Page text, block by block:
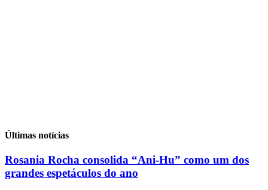
Últimas notícias
Rosania Rocha consolida “Ani-Hu” como um dos
grandes espetáculos do ano